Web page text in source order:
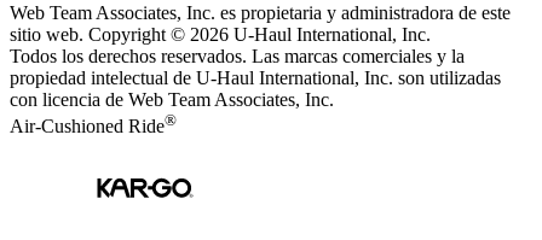
Web Team Associates, Inc. es propietaria y administradora de este
sitio web. Copyright © 2026 U-Haul International, Inc.
Todos los derechos reservados. Las marcas comerciales y la
propiedad intelectual de U-Haul International, Inc. son utilizadas
con licencia de Web Team Associates, Inc.
Air-Cushioned Ride®